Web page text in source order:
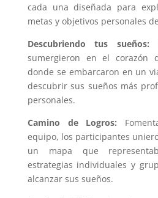
cada una diseñada para
metas y objetivos personales
Descubriendo tus sueños:
sumergieron en el corazón
donde se embarcaron en un
descubrir sus sueños más
personales.
Camino de Logros:
equipo, los participantes
un mapa que
estrategias individuales y
alcanzar sus sueños.